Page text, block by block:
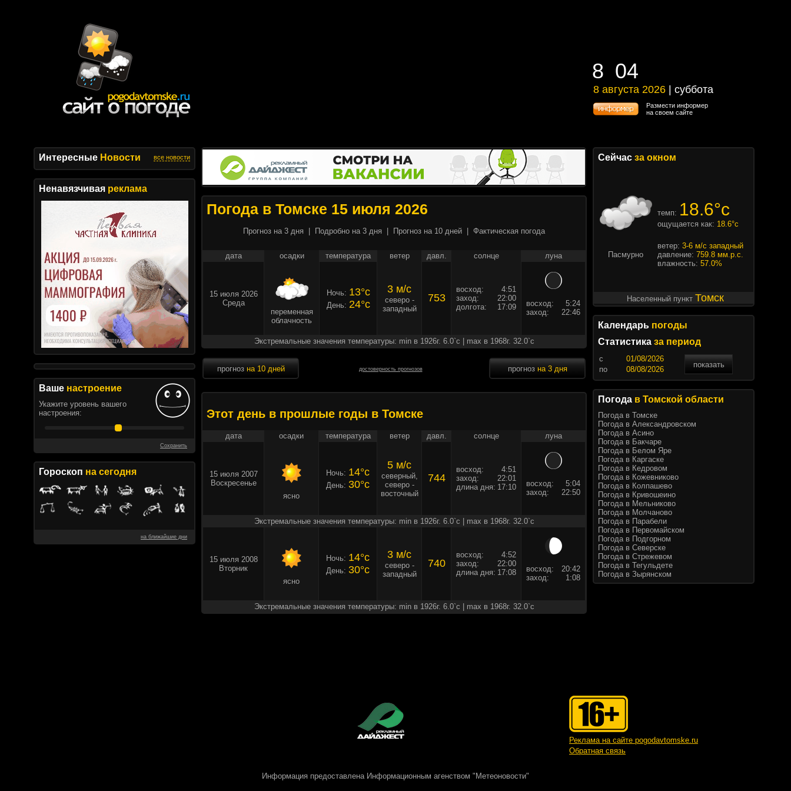
8 04
8 04
8 августа 2026 | суббота
8 августа 2026 | суббота
Размести информер
на своем сайте
Интересные Новости все новости
Ненавязчивая реклама
Ваше настроение
Укажите уровень вашего
настроения:
Сохранить
Гороскоп на сегодня
на ближайшие дни
Погода в Томске 15 июля 2026
Прогноз на 3 дня Подробно на 3 дня Прогноз на 10 дней Фактическая погода
дата осадки температура ветер давл. солнце луна
15 июля 2026
Среда
переменная
облачность
Ночь: 13°c
День: 24°c
3 м/c
северо -
западный
753
восход:
4:51
заход:
22:00
долгота:
17:09 восход:
5:24
заход:
22:46
Экстремальные значения температуры: min в 1926г. 6.0`c | max в 1968г. 32.0`c
прогноз на 10 дней достоверность прогнозов прогноз на 3 дня
Этот день в прошлые годы в Томске
дата осадки температура ветер давл. солнце луна
15 июля 2007
Воскресенье
ясно
Ночь: 14°c
День: 30°c
5 м/c
северный,
северо -
восточный
744
восход:
4:51
заход:
22:01
длина дня: 17:10 восход:
5:04
заход:
22:50
Экстремальные значения температуры: min в 1926г. 6.0`c | max в 1968г. 32.0`c
15 июля 2008
Вторник
ясно
Ночь: 14°c
День: 30°c
3 м/c
северо -
западный
740
восход:
4:52
заход:
22:00
длина дня: 17:08 восход:
20:42
заход:
1:08
Экстремальные значения температуры: min в 1926г. 6.0`c | max в 1968г. 32.0`c
Сейчас за окном
темп: 18.6°c
ощущается как: 18.6°c
Пасмурно
ветер: 3-6 м/с западный
давление: 759.8 мм.р.с.
влажность: 57.0%
Населенный пункт Томск
Календарь погоды
Статистика за период
c
показать
по
Погода в Томской области
Погода в Томске
Погода в Александровском
Погода в Асино
Погода в Бакчаре
Погода в Белом Яре
Погода в Каргаске
Погода в Кедровом
Погода в Кожевниково
Погода в Колпашево
Погода в Кривошеино
Погода в Мельниково
Погода в Молчаново
Погода в Парабели
Погода в Первомайском
Погода в Подгорном
Погода в Северске
Погода в Стрежевом
Погода в Тегульдете
Погода в Зырянском
Реклама на сайте pogodavtomske.ru
Обратная связь
Информация предоставлена Информационным агенством "Метеоновости"